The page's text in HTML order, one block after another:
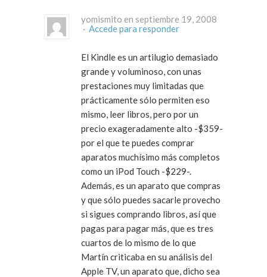
yomismito en septiembre 19, 2008
· Accede para responder
El Kindle es un artilugio demasiado
grande y voluminoso, con unas
prestaciones muy limitadas que
prácticamente sólo permiten eso
mismo, leer libros, pero por un
precio exageradamente alto -$359-
por el que te puedes comprar
aparatos muchísimo más completos
como un iPod Touch -$229-.
Además, es un aparato que compras
y que sólo puedes sacarle provecho
si sigues comprando libros, así que
pagas para pagar más, que es tres
cuartos de lo mismo de lo que
Martín criticaba en su análisis del
Apple TV, un aparato que, dicho sea